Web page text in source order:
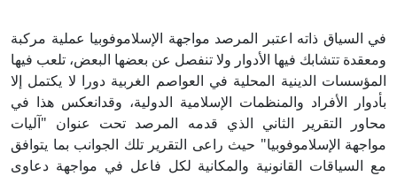
في السياق ذاته اعتبر المرصد مواجهة الإسلاموفوبيا عملية مركبة
ومعقدة تتشابك فيها الأدوار ولا تنفصل عن بعضها البعض، تلعب فيها
المؤسسات الدينية المحلية في العواصم الغربية دورا لا يكتمل إلا
بأدوار الأفراد والمنظمات الإسلامية الدولية، وقدانعكس هذا في
محاور التقرير الثاني الذي قدمه المرصد تحت عنوان "آليات
مواجهة الإسلاموفوبيا" حيث راعى التقرير تلك الجوانب بما يتوافق
مع السياقات القانونية والمكانية لكل فاعل في مواجهة دعاوى